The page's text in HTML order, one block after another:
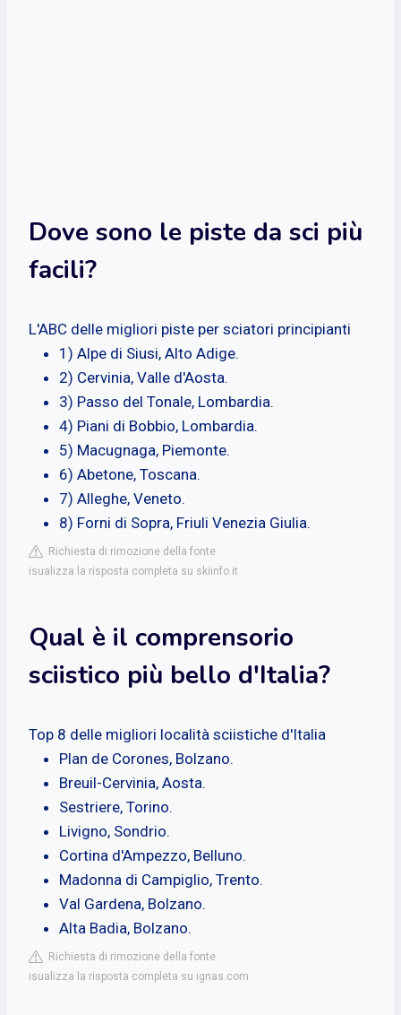
Dove sono le piste da sci più
facili?
L'ABC delle migliori piste per sciatori principianti
1) Alpe di Siusi, Alto Adige.
2) Cervinia, Valle d'Aosta.
3) Passo del Tonale, Lombardia.
4) Piani di Bobbio, Lombardia.
5) Macugnaga, Piemonte.
6) Abetone, Toscana.
7) Alleghe, Veneto.
8) Forni di Sopra, Friuli Venezia Giulia.
Richiesta di rimozione della fonte
isualizza la risposta completa su skiinfo.it
Qual è il comprensorio
sciistico più bello d'Italia?
Top 8 delle migliori località sciistiche d'Italia
Plan de Corones, Bolzano.
Breuil-Cervinia, Aosta.
Sestriere, Torino.
Livigno, Sondrio.
Cortina d'Ampezzo, Belluno.
Madonna di Campiglio, Trento.
Val Gardena, Bolzano.
Alta Badia, Bolzano.
Richiesta di rimozione della fonte
isualizza la risposta completa su ignas.com